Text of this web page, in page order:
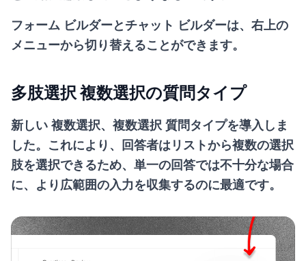
フォーム ビルダーとチャット ビルダーは、右上の
メニューから切り替えることができます。
多肢選択 複数選択の質問タイプ
新しい 複数選択、複数選択質問タイプを導入しま
した。これにより、回答者はリストから複数の選択
肢を選択できるため、単一の回答では不十分な場合
に、より広範囲の入力を収集するのに最適です。